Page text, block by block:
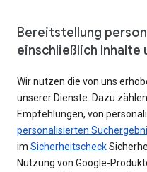
Bereitstellung
einschließlich Inhalte
Wir nutzen die von uns
unserer Dienste. Dazu
Empfehlungen, von
personalisierten
im Sicherheitscheck
Nutzung von Google-